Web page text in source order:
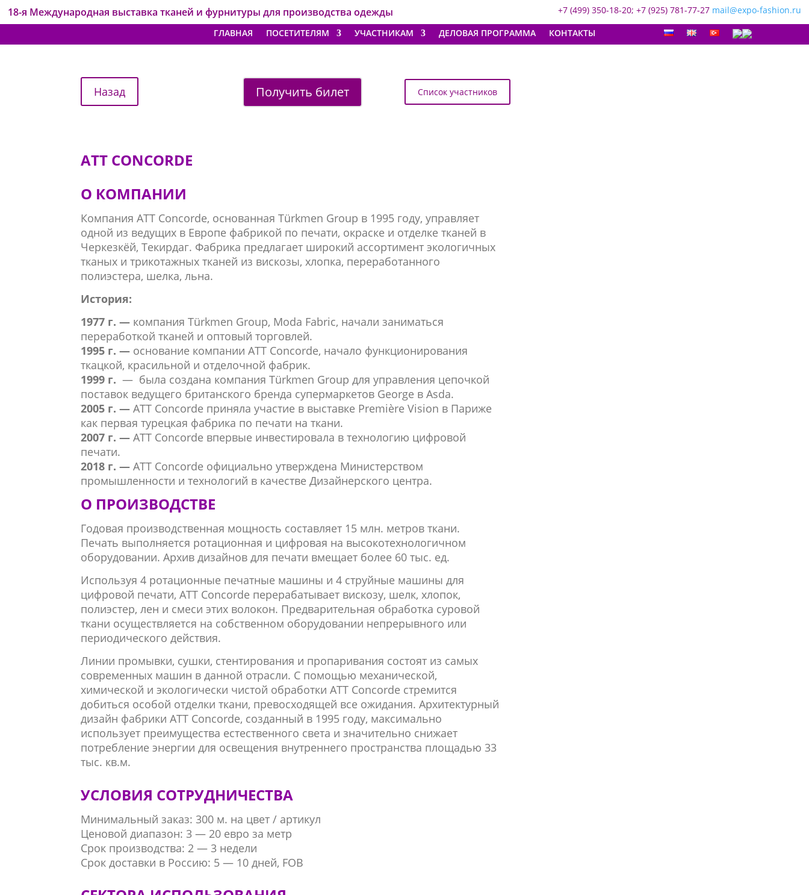
18-я Международная выставка тканей и фурнитуры для производства одежды +7 (499) 350-18-20; +7 (925) 781-77-27 mail@expo-fashion.ru
ГЛАВНАЯ
ПОСЕТИТЕЛЯМ УЧАСТНИКАМ ДЕЛОВАЯ ПРОГРАММА КОНТАКТЫ
Получить билет Список участников
ATT CONCORDE
О КОМПАНИИ
Компания ATT Concorde, основанная Türkmen Group в 1995 году, управляет
одной из ведущих в Европе фабрикой по печати, окраске и отделке тканей в
Черкезкёй, Текирдаг. Фабрика предлагает широкий ассортимент экологичных
тканых и трикотажных тканей из вискозы, хлопка, переработанного
полиэстера, шелка, льна.
История:
1977 г. — компания Türkmen Group, Moda Fabric, начали заниматься
переработкой тканей и оптовый торговлей.
1995 г. — основание компании ATT Concorde, начало функционирования
ткацкой, красильной и отделочной фабрик.
1999 г. — была создана компания Türkmen Group для управления цепочкой
поставок ведущего британского бренда супермаркетов George в Asda.
2005 г. —ATT Concorde приняла участие в выставке Première Vision в Париже
как первая турецкая фабрика по печати на ткани.
2007 г. —ATT Concorde впервые инвестировала в технологию цифровой
печати.
2018 г. —ATT Concorde официально утверждена Министерством
промышленности и технологий в качестве Дизайнерского центра.
О ПРОИЗВОДСТВЕ
Годовая производственная мощность составляет 15 млн. метров ткани.
Печать выполняется ротационная и цифровая на высокотехнологичном
оборудовании. Архивдизайнов для печати вмещает более 60 тыс. ед.
Используя 4 ротационные печатные машины и 4 струйные машины для
цифровой печати, ATT Concorde перерабатывает вискозу, шелк, хлопок,
полиэстер, лен и смеси этих волокон. Предварительная обработка суровой
ткани осуществляется на собственном оборудовании непрерывного или
периодического действия.
Линии промывки, сушки, стентирования и пропаривания состоят из самых
современных машин в данной отрасли. С помощью механической,
химической и экологически чистой обработки ATT Concorde стремится
добиться особой отделки ткани, превосходящей все ожидания. Архитектурный
дизайн фабрики ATT Concorde, созданный в 1995 году, максимально
использует преимущества естественного света и значительно снижает
потребление энергии для освещения внутреннего пространства площадью 33
тыс. кв.м.
УСЛОВИЯ СОТРУДНИЧЕСТВА
Минимальный заказ: 300 м. на цвет / артикул
Ценовой диапазон: 3 — 20 евро за метр
Срок производства: 2 — 3 недели
Срок доставки в Россию: 5 — 10 дней, FOB